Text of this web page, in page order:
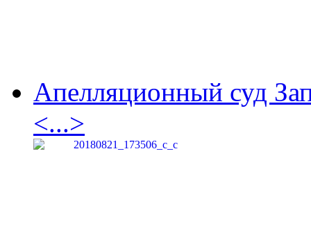
Апелляционный суд
<...>